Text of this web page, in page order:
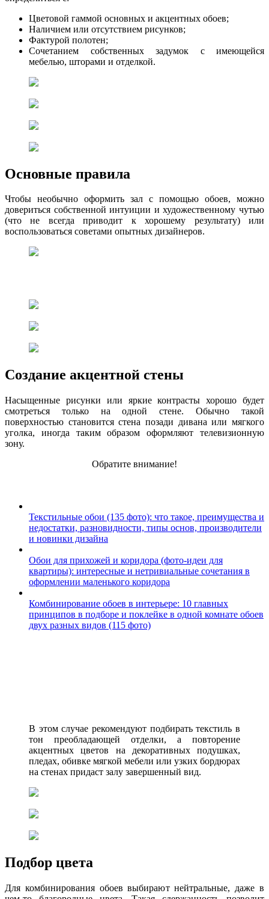
Цветовой гаммой основных и акцентных обоев;
Наличием или отсутствием рисунков;
Фактурой полотен;
Сочетанием собственных задумок с имеющейся
мебелью, шторами и отделкой.
Основные правила
Чтобы необычно оформить зал с помощью обоев, можно
довериться собственной интуиции и художественному чутью
(что не всегда приводит к хорошему результату) или
воспользоваться советами опытных дизайнеров.
Создание акцентной стены
Насыщенные рисунки или яркие контрасты хорошо будет
смотреться только на одной стене. Обычно такой
поверхностью становится стена позади дивана или мягкого
уголка, иногда таким образом оформляют телевизионную
зону.
Обратите внимание!
Текстильные обои (135 фото): что такое, преимущества и
недостатки, разновидности, типы основ, производители
и новинки дизайна
Обои для прихожей и коридора (фото-идеи для
квартиры): интересные и нетривиальные сочетания в
оформлении маленького коридора
Комбинирование обоев в интерьере: 10 главных
принципов в подборе и поклейке в одной комнате обоев
двух разных видов (115 фото)
В этом случае рекомендуют подбирать текстиль в
тон преобладающей отделки, а повторение
акцентных цветов на декоративных подушках,
пледах, обивке мягкой мебели или узких бордюрах
на стенах придаст залу завершенный вид.
Подбор цвета
Для комбинирования обоев выбирают нейтральные, даже в